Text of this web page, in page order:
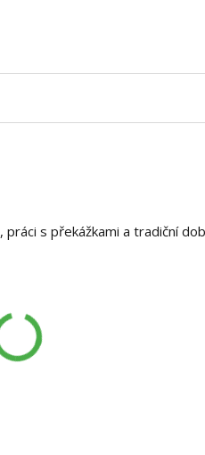
s překážkami a tradiční